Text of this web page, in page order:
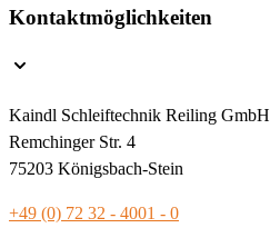
Kontaktmöglichkeiten
Kaindl Schleiftechnik Reiling GmbH
Remchinger Str. 4
75203 Königsbach-Stein
+49 (0) 72 32 - 4001 - 0